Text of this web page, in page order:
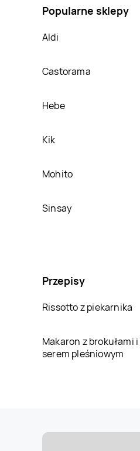
Popularne sklepy
Aldi
Castorama
Hebe
Kik
Mohito
Sinsay
Przepisy
Rissotto z piekarnika
Makaron z brokułami i
serem pleśniowym